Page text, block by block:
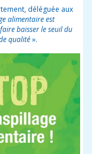
déléguée aux
alimentaire est
baisser le seuil du
qualité».